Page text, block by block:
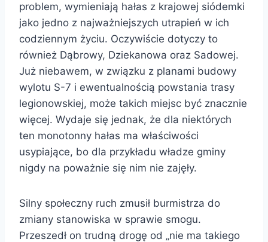
problem, wymieniają hałas z krajowej siódemki
jako jedno z najważniejszych utrapień w ich
codziennym życiu. Oczywiście dotyczy to
również Dąbrowy, Dziekanowa oraz Sadowej.
Już niebawem, w związku z planami budowy
wylotu S-7 i ewentualnością powstania trasy
legionowskiej, może takich miejsc być znacznie
więcej. Wydaje się jednak, że dla niektórych
ten monotonny hałas ma właściwości
usypiające, bo dla przykładu władze gminy
nigdy na poważnie się nim nie zajęły.
Silny społeczny ruch zmusił burmistrza do
zmiany stanowiska w sprawie smogu.
Przeszedł on trudną drogę od „nie ma takiego